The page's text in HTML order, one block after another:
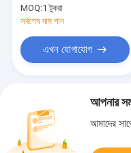
MOQ:1 টুকরা
সর্বশেষ দাম পান
এখন যোগাযোগ
আপনার
আমাদের